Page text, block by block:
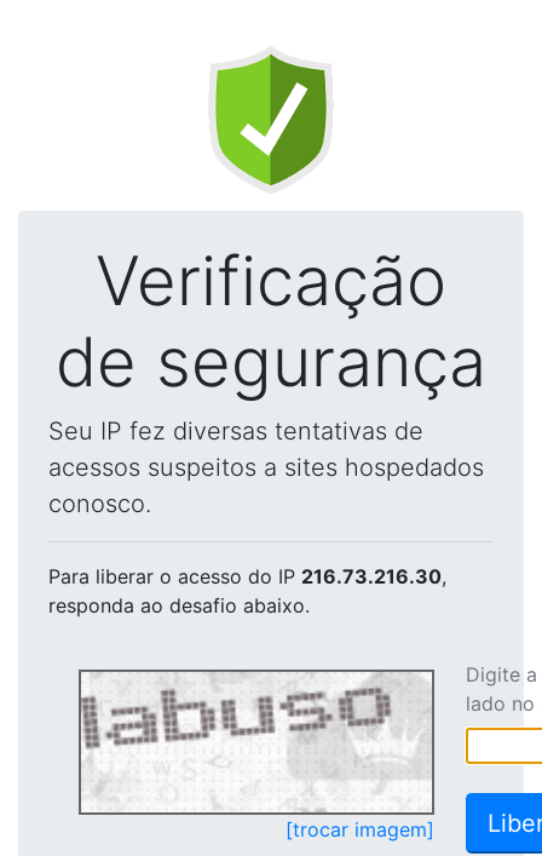
Verificação
de segurança
Seu IP fez diversas tentativas de
acessos suspeitos a sites hospedados
conosco.
Para liberar o acesso do IP 216.73.216.30,
responda ao desafio abaixo.
[trocar imagem]
Digite
lado no